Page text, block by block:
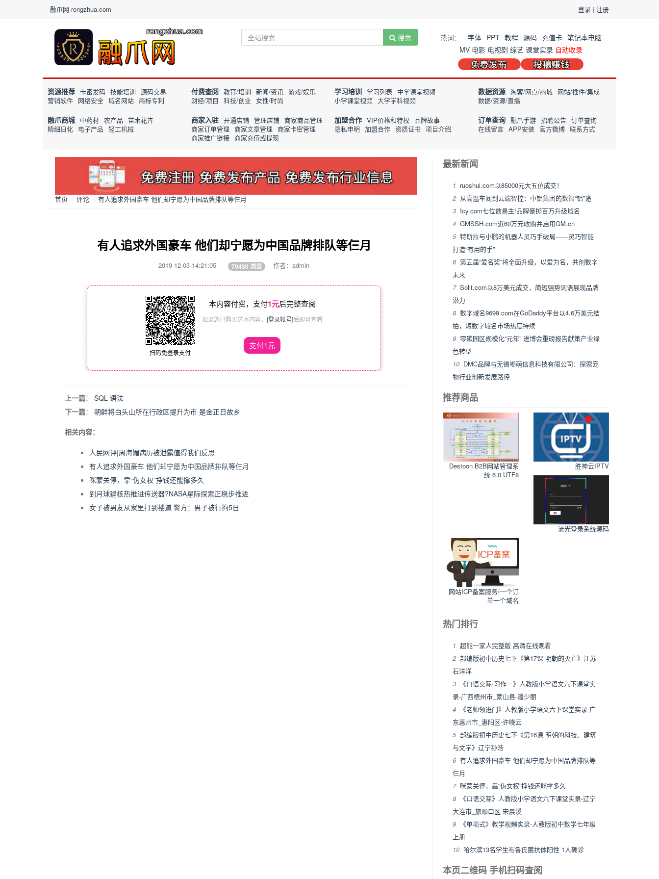
融爪网 rongzhua.com 登录 | 注册
搜索 热词： 字体 PPT 教程 源码 充值卡 笔记本电脑
MV 电影 电视剧 综艺 课堂实录 自动收录
资源推荐 卡密发码 技能培训 源码交易
营销软件 网络安全 域名网站 商标专利
付费查阅 教育/培训 新闻/资讯 游戏/娱乐
财经/项目
科技/创业 女性/时尚
学习培训 学习列表 中学课堂视频
小学课堂视频 大学学科视频
数据资源 淘客/网点/商城
网站/插件/集成
数据/资源/直播
融爪商城 中药材 农产品 苗木花卉
精细日化 电子产品 轻工机械
商家入驻 开通店铺 管理店铺 商家商品管理
商家订单管理 商家文章管理 商家卡密管理
商家推广链接 商家充值或提现
加盟合作 VIP价格和特权
品牌故事
隐私申明 加盟合作 资质证书 项目介绍
订单查询 融爪手游 招聘公告 订单查询
在线留言 APP安装 官方微博 联系方式
首页 / 评论 / 有人追求外国豪车 他们却宁愿为中国品牌排队等仨月
有人追求外国豪车 他们却宁愿为中国品牌排队等仨月
2019-12-03 14:21:05 79430 浏览 作者：admin
扫码免登录支付
本内容付费，支付1元后完整查阅
如果您已购买过本内容， [登录帐号]后即可查看
支付1元
上一篇： SQL 语法
下一篇： 朝鲜将白头山所在行政区提升为市 是金正日故乡
相关内容：
人民网评|周海媚病历被泄露值得我们反思
有人追求外国豪车 他们却宁愿为中国品牌排队等仨月
咪蒙关停，靠“伪女权”挣钱还能撑多久
到月球建核热推进传送器?NASA星际探索正稳步推进
女子被男友从家里打到楼道 警方：男子被行拘5日
最新新闻
1 ruoshui.com以85000元大五位成交！
2 从高温车间到云端智控：中铝集团的数智“铝”途
3 Icy.com七位数易主!品牌豪掷百万升级域名
4 GMSSH.com近60万元收购并启用GM.cn
5 特斯拉与小鹏的机器人灵巧手破局——灵巧智能
打造“有用的手”
6 第五届“爱名奖”将全面升级，以爱为名，共创数字
未来
7 Solit.com以8万美元成交，简短强势词语展现品牌
潜力
8 数字域名9699.com在GoDaddy平台以4.6万美元结
拍，短数字域名市场热度持续
9 零碳园区规模化“元年” 进博会重磅报告献策产业绿
色转型
10 DMC品牌与无锡嘟萌信息科技有限公司：探索宠
物行业创新发展路径
推荐商品
Destoon B2B网站管理系
统 6.0 UTF8
胜神云IPTV
流光登录系统源码
网站ICP备案服务/一个订
单一个域名
热门排行
1 超能一家人完整版 高清在线观看
2 部编版初中历史七下《第17课 明朝的灭亡》江苏
石洋洋
3
《口语交际·习作一》人教版小学语文六下课堂实
录-广西梧州市_蒙山县-潘少丽
4
《老师领进门》人教版小学语文六下课堂实录-广
东惠州市_惠阳区-许晓云
5 部编版初中历史七下《第16课 明朝的科技、建筑
与文学》辽宁孙浩
6 有人追求外国豪车 他们却宁愿为中国品牌排队等
仨月
7 咪蒙关停，靠“伪女权”挣钱还能撑多久
8
《口语交际》人教版小学语文六下课堂实录-辽宁
大连市_旅顺口区-宋晨溪
9
《单项式》教学视频实录-人教版初中数学七年级
上册
10 哈尔滨13名学生布鲁氏菌抗体阳性 1人确诊
本页二维码 手机扫码查阅